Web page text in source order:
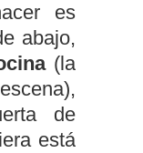
es
abajo,
(la
de
está